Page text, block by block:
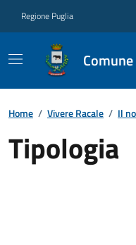
Regione Puglia
Home / Vivere Racale / Il
Tipologia